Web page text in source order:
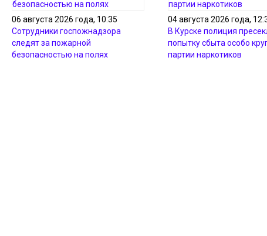
06 августа 2026 года, 10:35
Сотрудники госпожнадзора
следят за пожарной
безопасностью на полях
04 августа 2026 года,
В Курске полиция
попытку сбыта особо
партии наркотиков